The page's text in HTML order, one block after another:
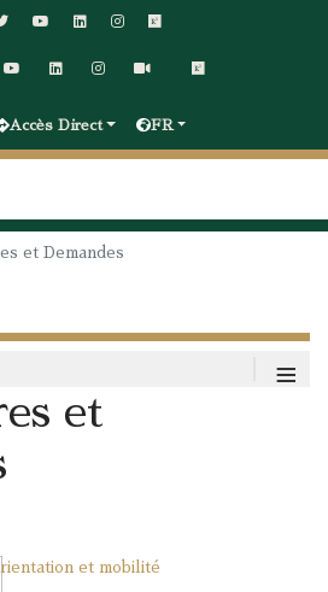
Accès Direct FR
et Demandes
≡
et
et mobilité